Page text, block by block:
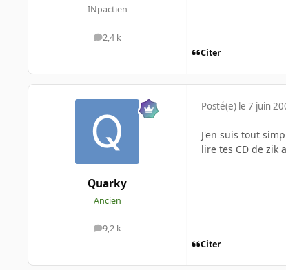
INpactien
2,4 k
messages
Citer
Quarky
Ancien
9,2 k
messages
Posté(e) le 7 juin
J'en suis tout
lire tes CD de zik
Citer